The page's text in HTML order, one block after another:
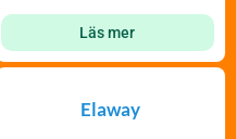
Läs mer
Elaway